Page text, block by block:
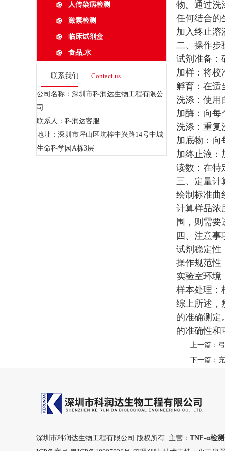
人传染病检测
激素检测
临床试剂盒
食品,水
联系我们 Contact us
公司名称：深圳市科润达生物工程有限公
司
联系人：科润达客服
地址：深圳市坪山区坑梓中兴路14号中城
生命科学园A栋3层
物。通过洗
任何结合的
加入终止
二、操作
试剂准备：
加样：将
孵育：在适
洗涤：使用
加酶：向
洗涤：重
加底物：
加终止液
读数：在特
三、定量
绘制标准曲
计算样品浓
围，则需
四、注意
试剂稳定
操作规范
实验室环
样本处理：
综上所述，
的准确测定
的准确性和
上一篇：
下一篇：
深圳市科润达生物工程有限公司 版权所有 主营： TNF-α检